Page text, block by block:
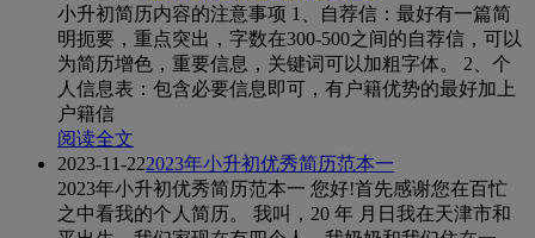
小升初简历内容的注意事项 1、自荐信：最好有一篇简
明扼要，重点突出，字数在300-500之间的自荐信，可以
为简历增色，重要信息，关键词可以加粗字体。 2、个
人信息表：包含必要信息即可，有户籍优势的最好加上
户籍信
阅读全文
2023-11-222023年小升初优秀简历范本一
2023年小升初优秀简历范本一 您好!首先感谢您在百忙
之中看我的个人简历。 我叫，20 年 月日我在天津市和